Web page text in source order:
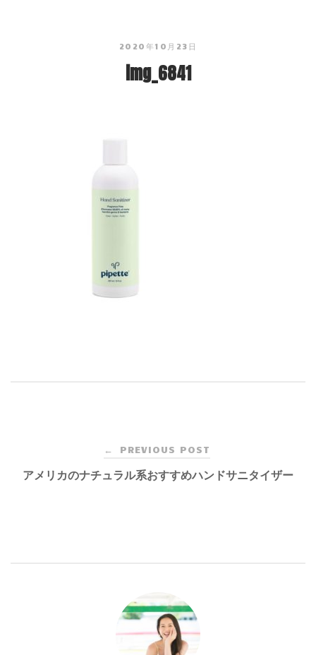
2020年10月23日
img_6841
navigation
← PREVIOUS POST
アメリカのナチュラル系おすすめハンドサニタイザー